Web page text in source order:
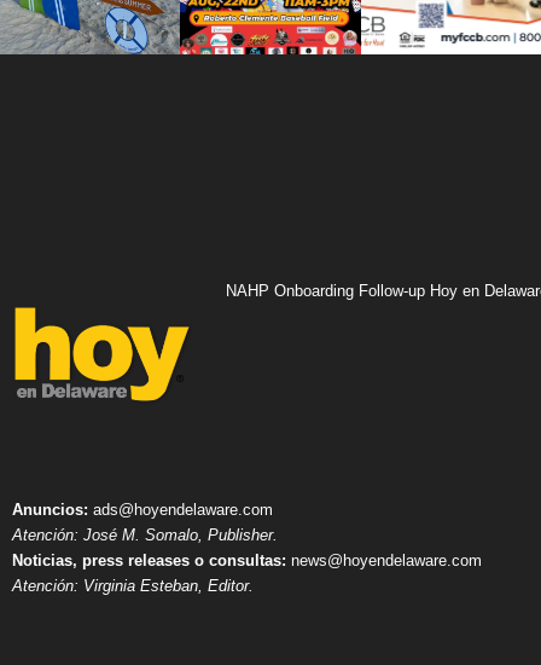
NAHP Onboarding Follow-up Hoy en
Anuncios: ads@hoyendelaware.com
Atención: José M. Somalo, Publisher.
Noticias, press releases o consultas: news@hoyendelaware.com
Atención: Virginia Esteban, Editor.